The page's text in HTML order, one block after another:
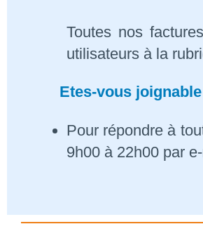
Toutes nos
utilisateurs à la
Etes-vous
Pour répondre à
9h00 à 22h00 par